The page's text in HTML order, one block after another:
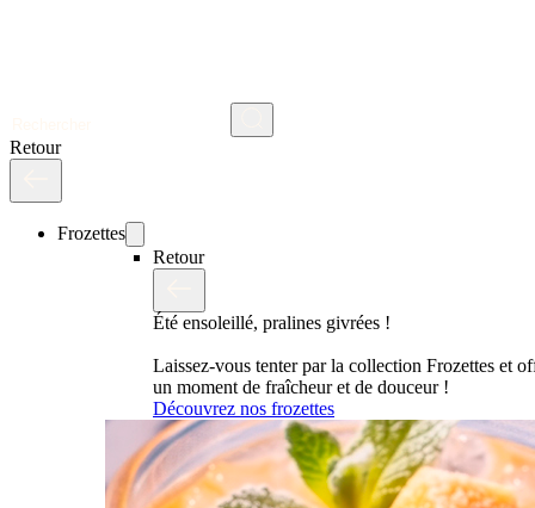
Retour
Frozettes
Retour
Été ensoleillé, pralines givrées !
Laissez-vous tenter par la collection Frozettes et
un moment de fraîcheur et de douceur !
Découvrez nos frozettes